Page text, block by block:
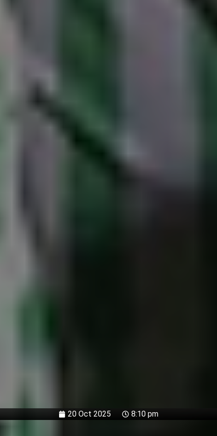
20 Oct 2025 8:10 pm